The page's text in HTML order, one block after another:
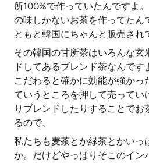
所100%で作っていたんですよ
の味しかないお茶を作ってたん
ともと韓国にちゃんと販売され
その韓国の甘所茶はいろんな玄
ドしてあるブレンド茶なんで
こだわると確かに効能が強かっ
ていうところを押して売ってい
りブレンドしたりすることで
るので、
私たちも麦茶とか緑茶とかいっ
か。だけどやっぱりそこのイン